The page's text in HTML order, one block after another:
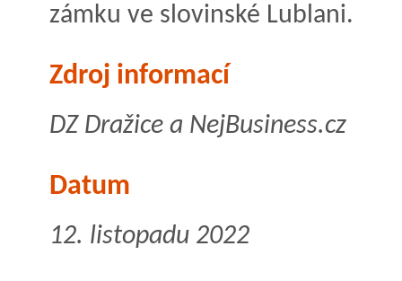
zámku ve slovinské Lublani.
Zdroj informací
DZ Dražice a NejBusiness.cz
Datum
12. listopadu 2022